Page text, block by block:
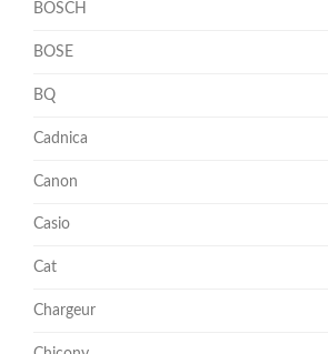
BOSCH
BOSE
BQ
Cadnica
Canon
Casio
Cat
Chargeur